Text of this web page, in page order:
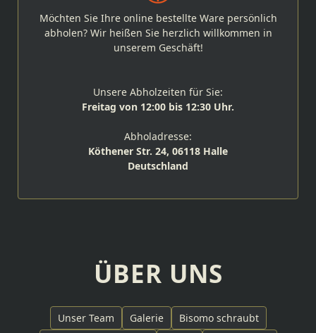
Möchten Sie Ihre online bestellte Ware persönlich
abholen? Wir heißen Sie herzlich willkommen in
unserem Geschäft!
Unsere Abholzeiten für Sie:
Freitag von 12:00 bis 12:30 Uhr.
Abholadresse:
Köthener Str. 24, 06118 Halle
Deutschland
ÜBER UNS
Unser Team Galerie
Bisomo schraubt